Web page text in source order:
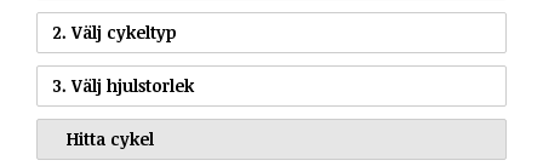
2. Välj cykeltyp
3. Välj hjulstorlek